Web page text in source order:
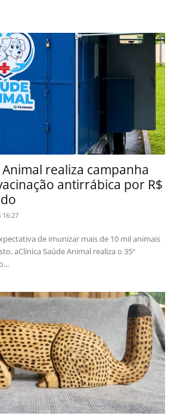
realiza campanha
antirrábica por R$
16:27
aClínica Saúde Animal realiza o 35º